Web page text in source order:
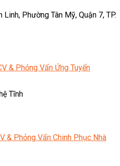
Linh, Phường Tân Mỹ, Quận 7, TP.
& Phỏng Vấn Ứng Tuyển
Tĩnh
& Phỏng Vấn Chinh Phục Nhà